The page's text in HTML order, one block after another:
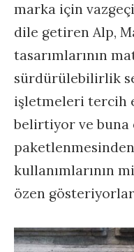
marka için
dile getiren Alp,
tasarımlarının
sürdürülebilirlik
işletmeleri tercih
belirtiyor ve buna
kullanımlarının
özen